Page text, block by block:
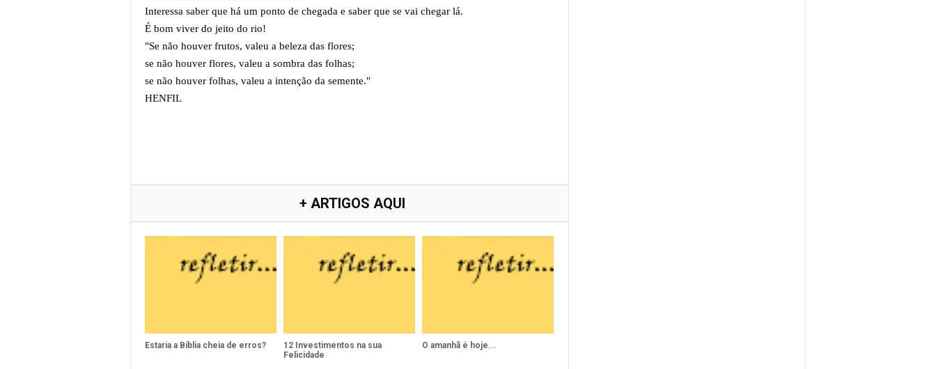
Interessa saber que há um ponto de chegada e saber que se vai chegar lá.
É bom viver do jeito do rio!
"Se não houver frutos, valeu a beleza das flores;
se não houver flores, valeu a sombra das folhas;
se não houver folhas, valeu a intenção da semente."
HENFIL
+ ARTIGOS AQUI
Estaria a Bíblia cheia de erros?
12 Investimentos na sua
Felicidade
O amanhã é hoje...